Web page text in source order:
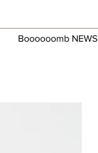
Boooooomb NEWS